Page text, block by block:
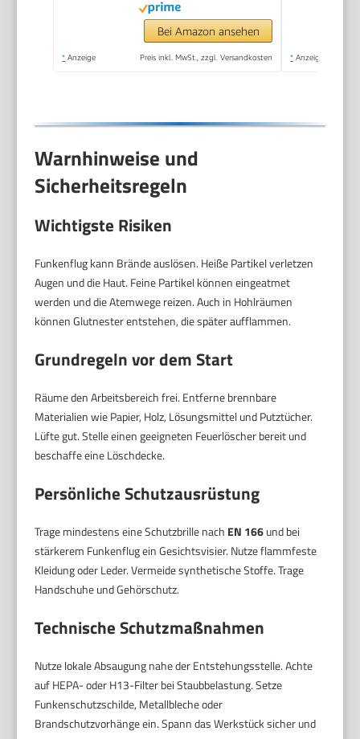
125 mm,
Wiederanlaufschutz,
ohne Trennscheibe)
Bei Amazon ansehen
* Anzeige Preis inkl. MwSt., zzgl. Versandkosten * Anzeige
Warnhinweise und
Sicherheitsregeln
Wichtigste Risiken
Funkenflug kann Brände auslösen. Heiße Partikel verletzen
Augen und die Haut. Feine Partikel können eingeatmet
werden und die Atemwege reizen. Auch in Hohlräumen
können Glutnester entstehen, die später aufflammen.
Grundregeln vor dem Start
Räume den Arbeitsbereich frei. Entferne brennbare
Materialien wie Papier, Holz, Lösungsmittel und Putztücher.
Lüfte gut. Stelle einen geeigneten Feuerlöscher bereit und
beschaffe eine Löschdecke.
Persönliche Schutzausrüstung
Trage mindestens eine Schutzbrille nach EN 166und bei
stärkerem Funkenflug ein Gesichtsvisier. Nutze flammfeste
Kleidung oder Leder. Vermeide synthetische Stoffe. Trage
Handschuhe und Gehörschutz.
Technische Schutzmaßnahmen
Nutze lokale Absaugung nahe der Entstehungsstelle. Achte
auf HEPA- oder H13-Filter bei Staubbelastung. Setze
Funkenschutzschilde, Metallbleche oder
Brandschutzvorhänge ein. Spann das Werkstück sicher und